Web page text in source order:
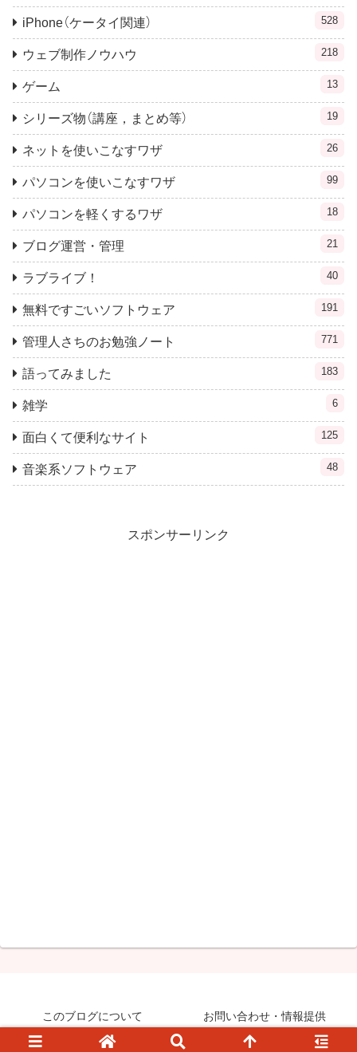
iPhone（ケータイ関連） 528
ウェブ制作ノウハウ 218
ゲーム 13
シリーズ物（講座，まとめ等） 19
ネットを使いこなすワザ 26
パソコンを使いこなすワザ 99
パソコンを軽くするワザ 18
ブログ運営・管理 21
ラブライブ！ 40
無料ですごいソフトウェア 191
管理人さちのお勉強ノート 771
語ってみました 183
雑学 6
面白くて便利なサイト 125
音楽系ソフトウェア 48
スポンサーリンク
このブログについて お問い合わせ・情報提供
© 2008-2026 知らなきゃ絶対損するPCマル秘ワザ.